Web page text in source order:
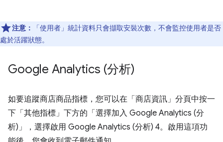
注意： 「使用者」 統計資料只會擷取安裝次數，不會監控使用者是否
處於活躍狀態。
Google Analytics (分析)
如要追蹤商店商品指標，您可以在「商店資訊」 分頁中按一
下「其他指標」 下方的「選擇加入 Google Analytics (分
析)」
，選擇啟用 Google Analytics (分析) 4。啟用這項功